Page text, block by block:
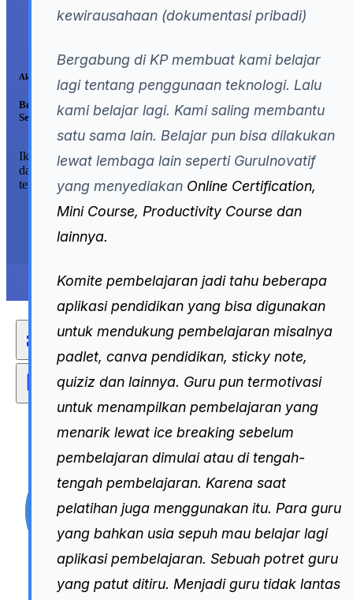
kewirausahaan (dokumentasi pribadi)
Bergabung di KP membuat kami belajar
lagi tentang penggunaan teknologi. Lalu
kami belajar lagi. Kami saling membantu
satu sama lain. Belajar pun bisa dilakukan
lewat lembaga lain seperti GuruInovatif
yang menyediakan Online Certification,
Mini Course, Productivity Course dan
lainnya.
Komite pembelajaran jadi tahu beberapa
aplikasi pendidikan yang bisa digunakan
untuk mendukung pembelajaran misalnya
padlet, canva pendidikan, sticky note,
quiziz dan lainnya. Guru pun termotivasi
untuk menampilkan pembelajaran yang
menarik lewat ice breaking sebelum
pembelajaran dimulai atau di tengah-
tengah pembelajaran. Karena saat
pelatihan juga menggunakan itu. Para guru
yang bahkan usia sepuh mau belajar lagi
aplikasi pembelajaran. Sebuah potret guru
yang patut ditiru. Menjadi guru tidak lantas
Akses Terbatas?
Buat Akun Gratis di Guru Inovatif
Sekarang Juga!
Ikuti pelatihan dan event secara gratis, perluas wawasan, dan
dapatkan sertifikat ber-JP yang akan membantu kenaikan pangkat
tempat kerja Anda.
Daftar Akun Gratis
Karya Program